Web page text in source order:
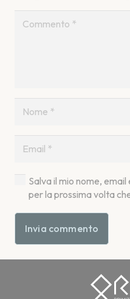
Salva il mio nome,
per la prossima volta
Invia commento